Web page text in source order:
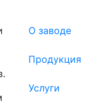
О заводе
Продукция
Услуги